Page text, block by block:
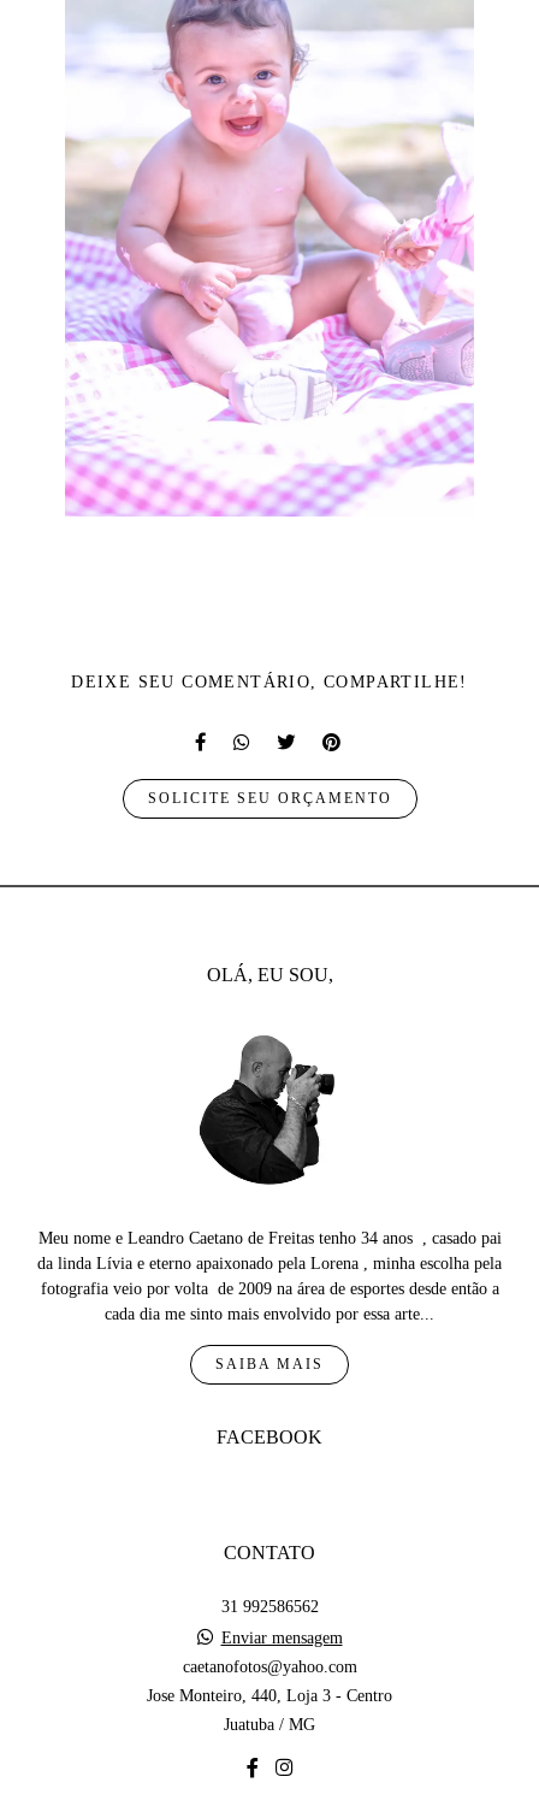
DEIXE SEU COMENTÁRIO, COMPARTILHE!
SOLICITE SEU ORÇAMENTO
OLÁ, EU SOU,
Meu nome e Leandro Caetano de Freitas tenho 34 anos , casado pai
da linda Lívia e eterno apaixonado pela Lorena , minha escolha pela
fotografia veio por volta de 2009 na área de esportes desde então a
cada dia me sinto mais envolvido por essa arte...
SAIBA MAIS
FACEBOOK
CONTATO
31 992586562
Enviar mensagem
caetanofotos@yahoo.com
Jose Monteiro, 440, Loja 3 - Centro
Juatuba / MG